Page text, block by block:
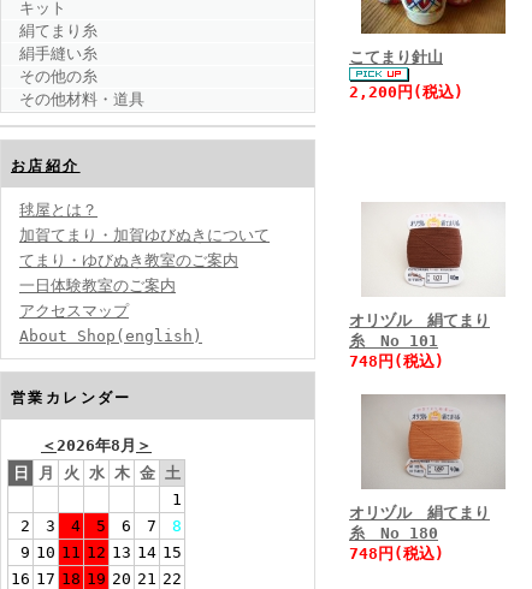
キット
絹てまり糸
絹手縫い糸
その他の糸
その他材料・道具
お店紹介
毬屋とは？
加賀てまり・加賀ゆびぬきについて
てまり・ゆびぬき教室のご案内
一日体験教室のご案内
アクセスマップ
About Shop(english)
営業カレンダー
＜2026年8月 ＞
日
月 火 水 木 金 土
1
2
3 4 5 6 7
8
9 10 11 12 13 14 15
16 17 18 19 20 21 22
こてまり針山
2,200円(税込)
オリヅル 絹てまり
糸 No 101
748円(税込)
オリヅル 絹てまり
糸 No 180
748円(税込)